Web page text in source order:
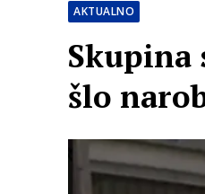
AKTUALNO
Skupina
šlo